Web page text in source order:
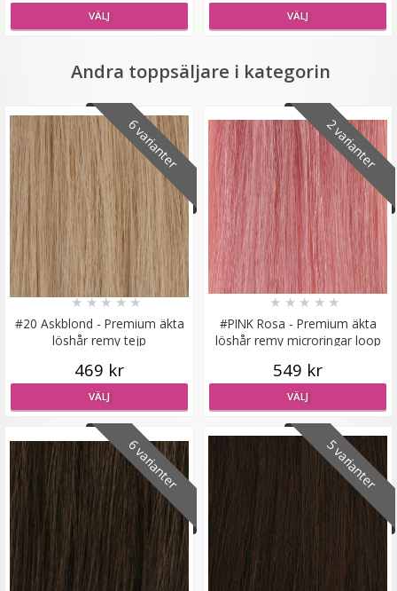
29 kr
LÄGG I VARUKORG
#8 Mellanbrun - Original äkta löshår remy nagelslingor
★ ★★ ★ ★
189 kr
VÄLJ VÄLJ
Andra toppsäljare i kategorin
6 varianter
#20 Askblond - Premium äkta
löshår remy tejp
★★★★★
469 kr
VÄLJ
2 varianter
#PINK Rosa - Premium äkta
löshår remy microringar loop
★ ★ ★ ★ ★
549 kr
VÄLJ
6 varianter 5 varianter